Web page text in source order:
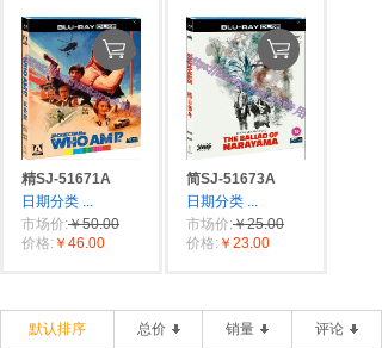
精SJ-51671A
日期分类 ...
市场价:￥50.00
价格: ￥46.00
简SJ-51673A
日期分类 ...
市场价:￥25.00
价格: ￥23.00
默认排序 总价 销量 评论